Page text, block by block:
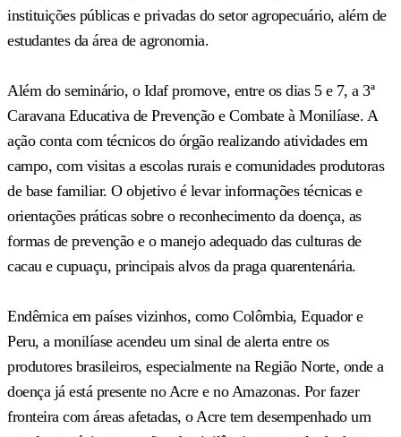
instituições públicas e privadas do setor agropecuário, além de
estudantes da área de agronomia.
Além do seminário, o Idaf promove, entre os dias 5 e 7, a 3ª
Caravana Educativa de Prevenção e Combate à Monilíase. A
ação conta com técnicos do órgão realizando atividades em
campo, com visitas a escolas rurais e comunidades produtoras
de base familiar. O objetivo é levar informações técnicas e
orientações práticas sobre o reconhecimento da doença, as
formas de prevenção e o manejo adequado das culturas de
cacau e cupuaçu, principais alvos da praga quarentenária.
Endêmica em países vizinhos, como Colômbia, Equador e
Peru, a monilíase acendeu um sinal de alerta entre os
produtores brasileiros, especialmente na Região Norte, onde a
doença já está presente no Acre e no Amazonas. Por fazer
fronteira com áreas afetadas, o Acre tem desempenhado um